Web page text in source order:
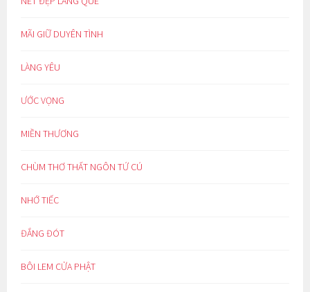
MÃI GIỮ DUYÊN TÌNH
LÀNG YÊU
ƯỚC VỌNG
MIỀN THƯƠNG
CHÙM THƠ THẤT NGÔN TỨ CÚ
NHỚ TIẾC
ĐẮNG ĐÓT
BÔI LEM CỬA PHẬT